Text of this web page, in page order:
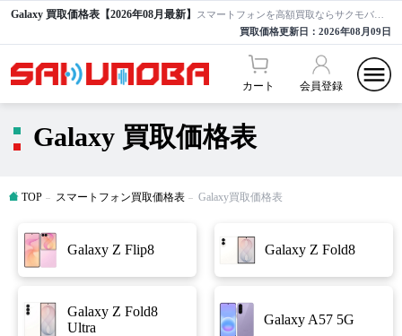
Galaxy 買取価格表【2026年08月最新】
買取価格更新日： 2026年08月09日
カート 会員登録
Galaxy 買取価格表
TOP スマートフォン買取価格表 Galaxy買取価格表
Galaxy Z Flip8 Galaxy Z Fold8
Galaxy Z Fold8
Ultra
Galaxy A57 5G